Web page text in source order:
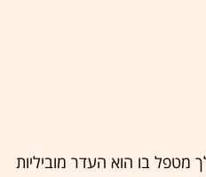
בו הוא העדר מוביליות